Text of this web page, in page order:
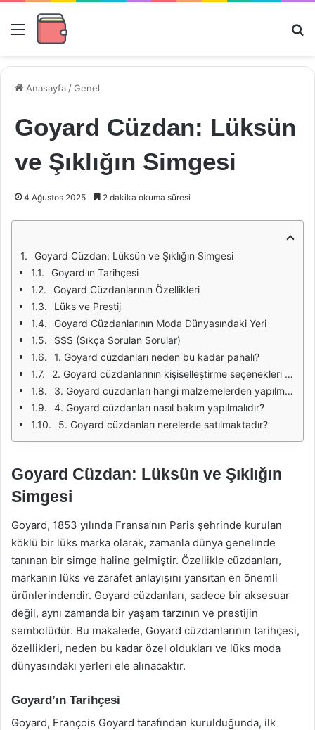
Menü
Anasayfa /Genel
Goyard Cüzdan: Lüksün
ve Şıklığın Simgesi
4 Ağustos 2025 2 dakika okuma süresi
Goyard Cüzdan: Lüksün ve Şıklığın Simgesi
Goyard'ın Tarihçesi
Goyard Cüzdanlarının Özellikleri
Lüks ve Prestij
Goyard Cüzdanlarının Moda Dünyasındaki Yeri
SSS (Sıkça Sorulan Sorular)
1. Goyard cüzdanları neden bu kadar pahalı?
2. Goyard cüzdanlarının kişiselleştirme seçenekleri var mı?
3. Goyard cüzdanları hangi malzemelerden yapılmaktadır?
4. Goyard cüzdanları nasıl bakım yapılmalıdır?
5. Goyard cüzdanları nerelerde satılmaktadır?
Goyard Cüzdan: Lüksün ve Şıklığın
Simgesi
Goyard, 1853 yılında Fransa’nın Paris şehrinde kurulan
köklü bir lüks marka olarak, zamanla dünya genelinde
tanınan bir simge haline gelmiştir. Özellikle cüzdanları,
markanın lüks ve zarafet anlayışını yansıtan en önemli
ürünlerindendir. Goyard cüzdanları, sadece bir aksesuar
değil, aynı zamanda bir yaşam tarzının ve prestijin
sembolüdür. Bu makalede, Goyard cüzdanlarının tarihçesi,
özellikleri, neden bu kadar özel oldukları ve lüks moda
dünyasındaki yerleri ele alınacaktır.
Goyard’ın Tarihçesi
Goyard, François Goyard tarafından kurulduğunda, ilk